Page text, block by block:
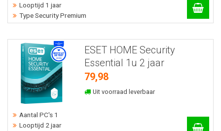
Looptijd 1 jaar
Type Security Premium
ESET HOME Security
Essential 1u 2 jaar
79,98
Uit voorraad leverbaar
Aantal PC's 1
Looptijd 2 jaar